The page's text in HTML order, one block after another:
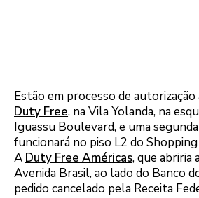
Estão em processo de autorização
Duty Free, na Vila Yolanda, na
Iguassu Boulevard, e uma
funcionará no piso L2 do
A Duty Free Américas, que abriria
Avenida Brasil, ao lado do Banco
pedido cancelado pela Receita